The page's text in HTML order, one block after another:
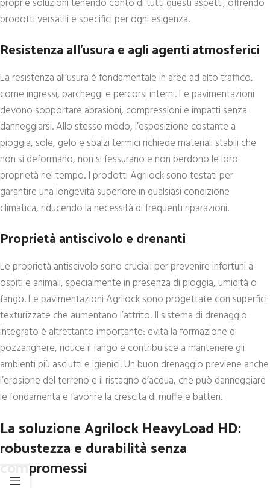
prodotti versatili e specifici per ogni esigenza.
Resistenza all’usura e agli agenti atmosferici
La resistenza all’usura è fondamentale in aree ad alto traffico,
come ingressi, parcheggi e percorsi interni. Le pavimentazioni
devono sopportare abrasioni, compressioni e impatti senza
danneggiarsi. Allo stesso modo, l’esposizione costante a
pioggia, sole, gelo e sbalzi termici richiede materiali stabili che
non si deformano, non si fessurano e non perdono le loro
proprietà nel tempo. I prodotti Agrilock sono testati per
garantire una longevità superiore in qualsiasi condizione
climatica, riducendo la necessità di frequenti riparazioni.
Proprietà antiscivolo e drenanti
Le proprietà antiscivolo sono cruciali per prevenire infortuni a
ospiti e animali, specialmente in presenza di pioggia, umidità o
fango. Le pavimentazioni Agrilock sono progettate con superfici
texturizzate che aumentano l’attrito. Il sistema di drenaggio
integrato è altrettanto importante: evita la formazione di
pozzanghere, riduce il fango e contribuisce a mantenere gli
ambienti più asciutti e igienici. Un buon drenaggio previene anche
l’erosione del terreno e il ristagno d’acqua, che può danneggiare
le fondamenta e favorire la crescita di muffe e batteri.
La soluzione Agrilock HeavyLoad HD:
robustezza e durabilità senza
compromessi